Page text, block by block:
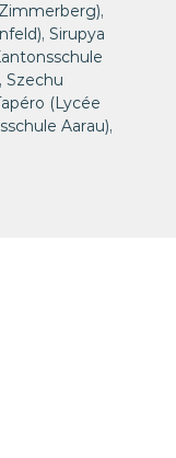
Sirupya
Szechu
(Lycée
Aarau),